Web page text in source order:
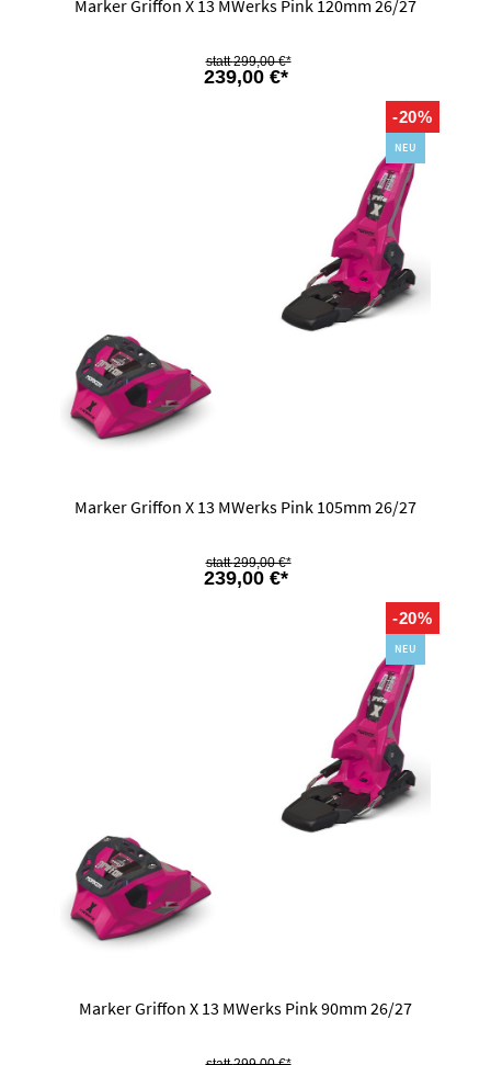
Marker Griffon X 13 MWerks Pink 120mm 26/27
239,00 €*
299,00 €*
-20%
NEU
Marker Griffon X 13 MWerks Pink 105mm 26/27
239,00 €*
299,00 €*
-20%
NEU
Marker Griffon X 13 MWerks Pink 90mm 26/27